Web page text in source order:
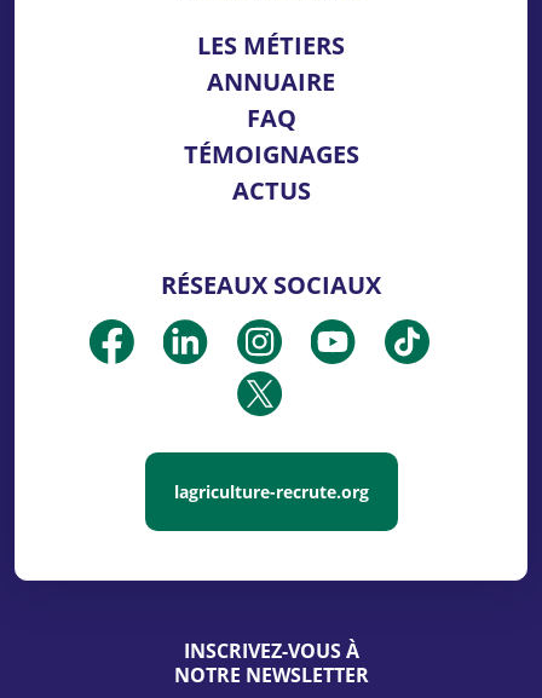
INSCRIVEZ-VOUS À
NOTRE NEWSLETTER
LES MÉTIERS
ANNUAIRE
FAQ
TÉMOIGNAGES
ACTUS
RÉSEAUX SOCIAUX
lagriculture-recrute.org